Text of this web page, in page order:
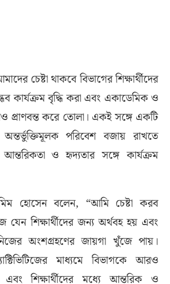
চেষ্টা থাকবে বিভাগের শিক্ষার্থীদের
কার্যক্রম বৃদ্ধি করা এবং একাডেমিক ও
প্রাণবন্ত করে তোলা। একই সঙ্গে একটি
পরিবেশ বজায় রাখতে
ও হৃদ্যতার সঙ্গে কার্যক্রম
হোসেন বলেন, “আমি চেষ্টা করব
যেন শিক্ষার্থীদের জন্য অর্থবহ হয় এবং
অংশগ্রহণের জায়গা খুঁজে পায়।
মাধ্যমে বিভাগকে আরও
শিক্ষার্থীদের মধ্যে আন্তরিক ও